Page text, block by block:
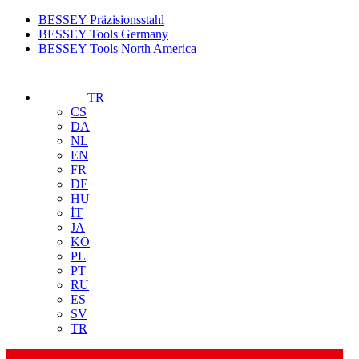
BESSEY Präzisionsstahl
BESSEY Tools Germany
BESSEY Tools North America
TR
CS
DA
NL
EN
FR
DE
HU
İT
JA
KO
PL
PT
RU
ES
SV
TR